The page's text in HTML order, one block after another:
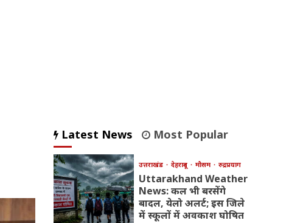
Latest News Most Popular
उत्तराखंड देहरादून मौसम रुद्रप्रयाग
Uttarakhand Weather
News: कल भी बरसेंगे
बादल, येलो अलर्ट; इस जिले
में स्कूलों में अवकाश घोषित